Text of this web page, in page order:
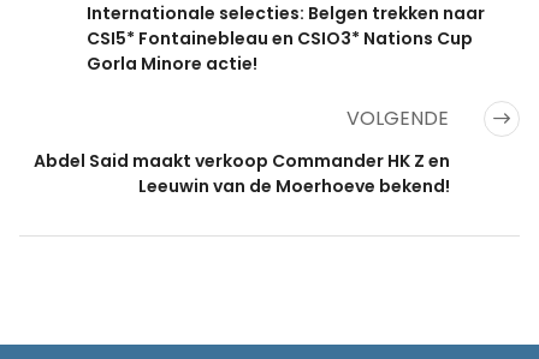
Internationale selecties: Belgen trekken naar
CSI5* Fontainebleau en CSIO3* Nations Cup
Gorla Minore actie!
VOLGENDE
Abdel Said maakt verkoop Commander HK Z en
Leeuwin van de Moerhoeve bekend!